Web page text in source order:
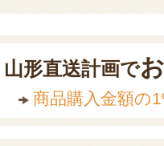
山形直送計画で
商品購入金額の